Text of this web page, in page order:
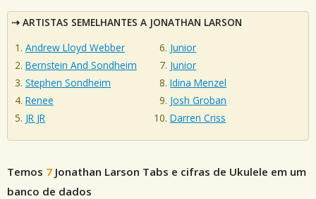
ARTISTAS SEMELHANTES A JONATHAN LARSON
Andrew Lloyd Webber
Bernstein And Sondheim
Stephen Sondheim
Renee
JR JR
Junior
Junior
Idina Menzel
Josh Groban
Darren Criss
Temos 7 Jonathan Larson Tabs e cifras de Ukulele em um
banco de dados